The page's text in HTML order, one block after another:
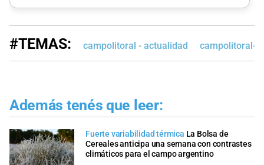
#TEMAS: campolitoral - actualidad campolitoral-
Además tenés que leer:
Fuerte variabilidad térmica La Bolsa de
Cereales anticipa una semana con contrastes
climáticos para el campo argentino